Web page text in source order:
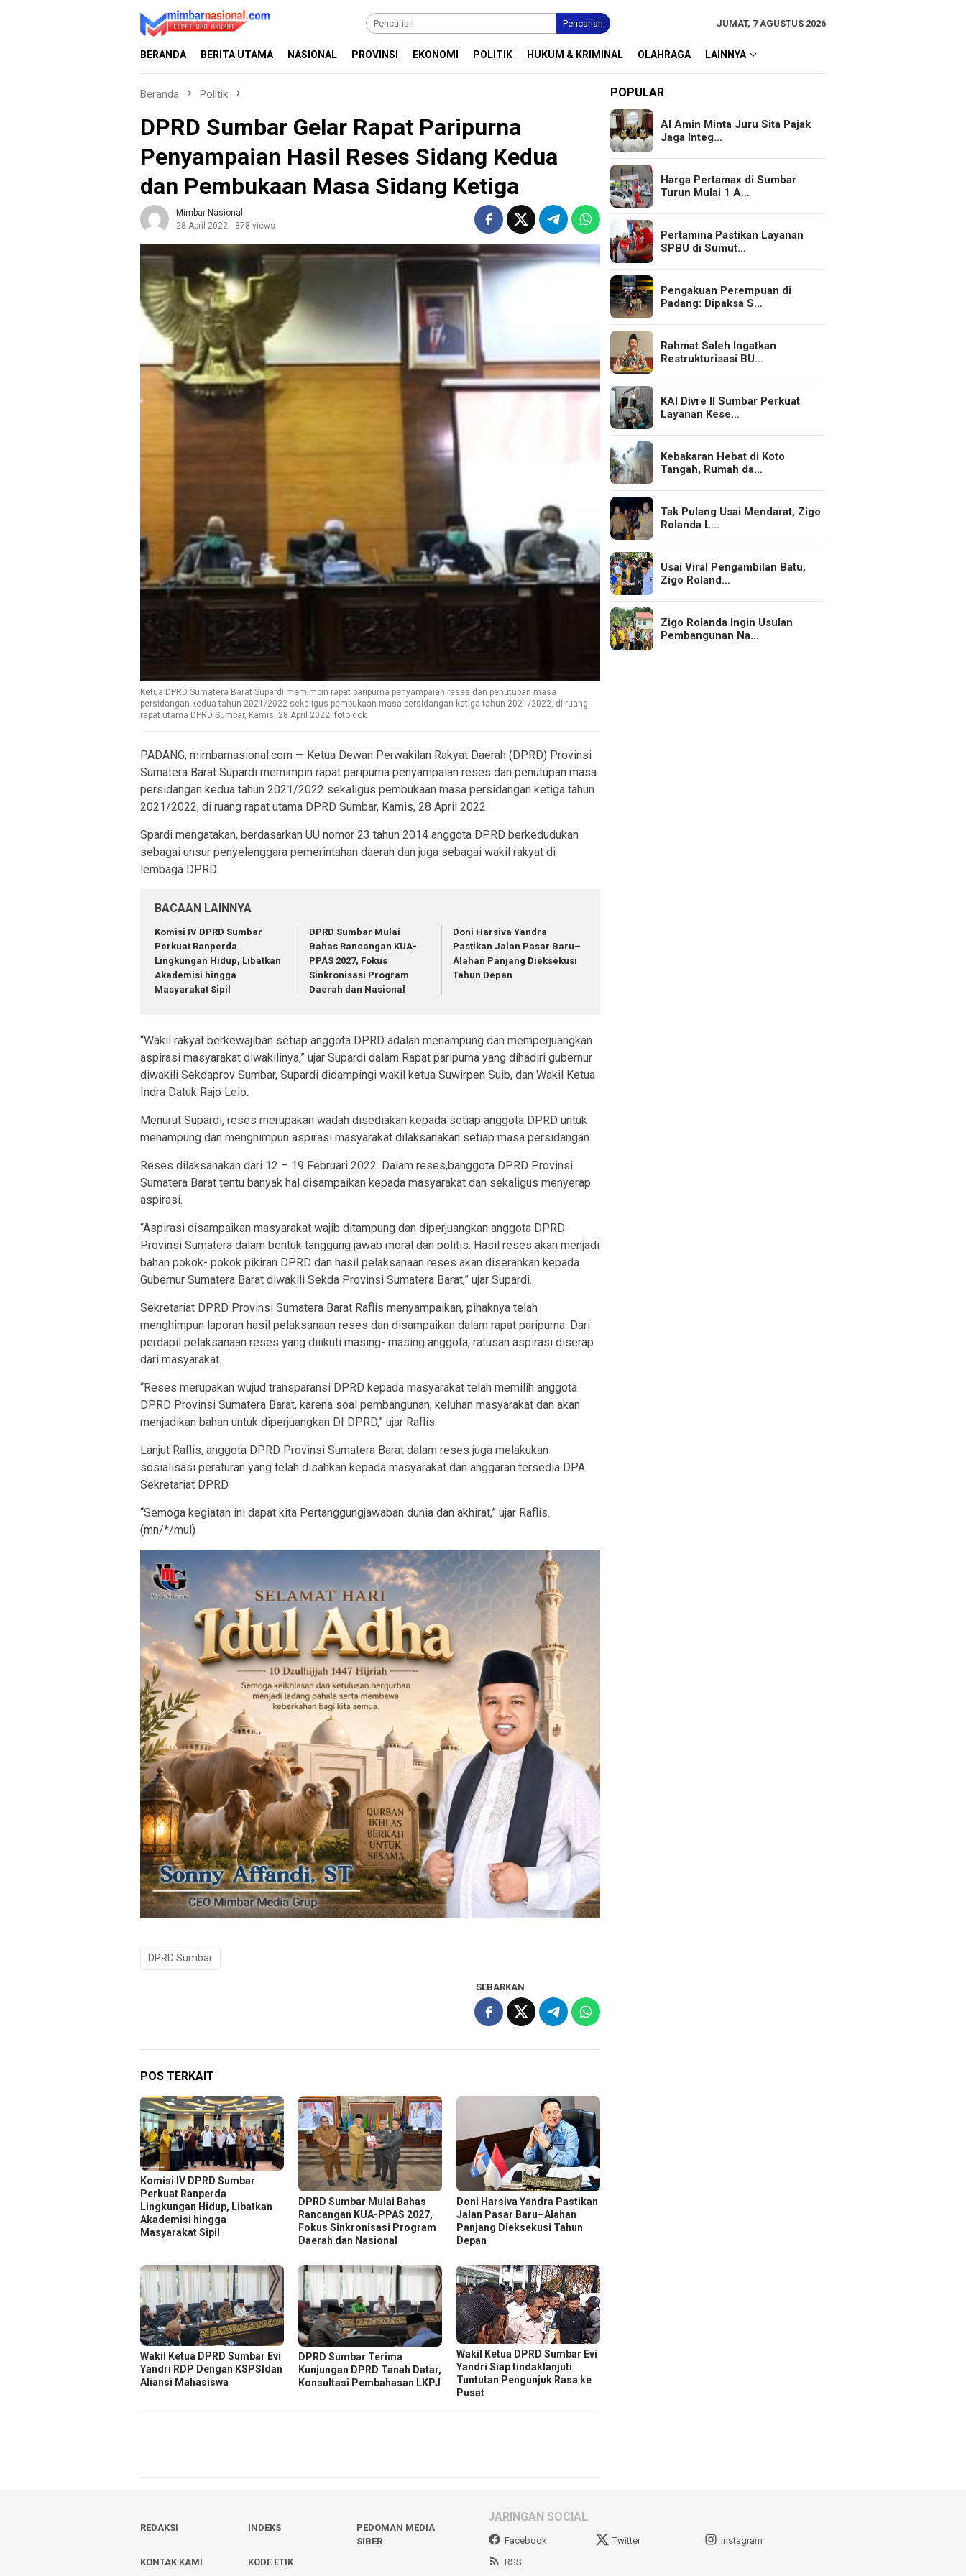
Pencarian JUMAT, 7 AGUSTUS 2026
BERANDA BERITA UTAMA NASIONAL PROVINSI EKONOMI POLITIK HUKUM & KRIMINAL OLAHRAGA LAINNYA
Beranda Politik
DPRD Sumbar Gelar Rapat Paripurna
Penyampaian Hasil Reses Sidang Kedua
dan Pembukaan Masa Sidang Ketiga
Mimbar Nasional
28 April 2022
378 views
Ketua DPRD Sumatera Barat Supardi memimpin rapat paripurna penyampaian reses dan penutupan masa
persidangan kedua tahun 2021/2022 sekaligus pembukaan masa persidangan ketiga tahun 2021/2022, di ruang
rapat utama DPRD Sumbar, Kamis, 28 April 2022. foto.dok
PADANG, mimbarnasional.com — Ketua Dewan Perwakilan Rakyat Daerah (DPRD) Provinsi
Sumatera Barat Supardi memimpin rapat paripurna penyampaian reses dan penutupan masa
persidangan kedua tahun 2021/2022 sekaligus pembukaan masa persidangan ketiga tahun
2021/2022, di ruang rapat utama DPRD Sumbar, Kamis, 28 April 2022.
Spardi mengatakan, berdasarkan UU nomor 23 tahun 2014 anggota DPRD berkedudukan
sebagai unsur penyelenggara pemerintahan daerah dan juga sebagai wakil rakyat di
lembaga DPRD.
BACAAN LAINNYA
Komisi IV DPRD Sumbar
Perkuat Ranperda
Lingkungan Hidup, Libatkan
Akademisi hingga
Masyarakat Sipil
DPRD Sumbar Mulai
Bahas Rancangan KUA-
PPAS 2027, Fokus
Sinkronisasi Program
Daerah dan Nasional
Doni Harsiva Yandra
Pastikan Jalan Pasar Baru–
Alahan Panjang Dieksekusi
Tahun Depan
“Wakil rakyat berkewajiban setiap anggota DPRD adalah menampung dan memperjuangkan
aspirasi masyarakat diwakilinya,” ujar Supardi dalam Rapat paripurna yang dihadiri gubernur
diwakili Sekdaprov Sumbar, Supardi didampingi wakil ketua Suwirpen Suib, dan Wakil Ketua
Indra Datuk Rajo Lelo.
Menurut Supardi, reses merupakan wadah disediakan kepada setiap anggota DPRD untuk
menampung dan menghimpun aspirasi masyarakat dilaksanakan setiap masa persidangan.
Reses dilaksanakan dari 12 – 19 Februari 2022. Dalam reses,banggota DPRD Provinsi
Sumatera Barat tentu banyak hal disampaikan kepada masyarakat dan sekaligus menyerap
aspirasi.
“Aspirasi disampaikan masyarakat wajib ditampung dan diperjuangkan anggota DPRD
Provinsi Sumatera dalam bentuk tanggung jawab moral dan politis. Hasil reses akan menjadi
bahan pokok- pokok pikiran DPRD dan hasil pelaksanaan reses akan diserahkan kepada
Gubernur Sumatera Barat diwakili Sekda Provinsi Sumatera Barat,” ujar Supardi.
Sekretariat DPRD Provinsi Sumatera Barat Raflis menyampaikan, pihaknya telah
menghimpun laporan hasil pelaksanaan reses dan disampaikan dalam rapat paripurna. Dari
perdapil pelaksanaan reses yang diiikuti masing- masing anggota, ratusan aspirasi diserap
dari masyarakat.
“Reses merupakan wujud transparansi DPRD kepada masyarakat telah memilih anggota
DPRD Provinsi Sumatera Barat, karena soal pembangunan, keluhan masyarakat dan akan
menjadikan bahan untuk diperjuangkan DI DPRD,” ujar Raflis.
Lanjut Raflis, anggota DPRD Provinsi Sumatera Barat dalam reses juga melakukan
sosialisasi peraturan yang telah disahkan kepada masyarakat dan anggaran tersedia DPA
Sekretariat DPRD.
“Semoga kegiatan ini dapat kita Pertanggungjawaban dunia dan akhirat,” ujar Raflis.
(mn/*/mul)
DPRD Sumbar
SEBARKAN
POS TERKAIT
Komisi IV DPRD Sumbar
Perkuat Ranperda
Lingkungan Hidup, Libatkan
Akademisi hingga
Masyarakat Sipil
DPRD Sumbar Mulai Bahas
Rancangan KUA-PPAS 2027,
Fokus Sinkronisasi Program
Daerah dan Nasional
Doni Harsiva Yandra Pastikan
Jalan Pasar Baru–Alahan
Panjang Dieksekusi Tahun
Depan
Wakil Ketua DPRD Sumbar Evi
Yandri RDP Dengan KSPSIdan
Aliansi Mahasiswa
DPRD Sumbar Terima
Kunjungan DPRD Tanah Datar,
Konsultasi Pembahasan LKPJ
Wakil Ketua DPRD Sumbar Evi
Yandri Siap tindaklanjuti
Tuntutan Pengunjuk Rasa ke
Pusat
POPULAR
Al Amin Minta Juru Sita Pajak
Jaga Integ…
Harga Pertamax di Sumbar
Turun Mulai 1 A…
Pertamina Pastikan Layanan
SPBU di Sumut…
Pengakuan Perempuan di
Padang: Dipaksa S…
Rahmat Saleh Ingatkan
Restrukturisasi BU…
KAI Divre II Sumbar Perkuat
Layanan Kese…
Kebakaran Hebat di Koto
Tangah, Rumah da…
Tak Pulang Usai Mendarat, Zigo
Rolanda L…
Usai Viral Pengambilan Batu,
Zigo Roland…
Zigo Rolanda Ingin Usulan
Pembangunan Na…
REDAKSI INDEKS
PEDOMAN MEDIA
SIBER
KONTAK KAMI
KODE ETIK
JARINGAN SOCIAL
Facebook Twitter
Instagram
RSS